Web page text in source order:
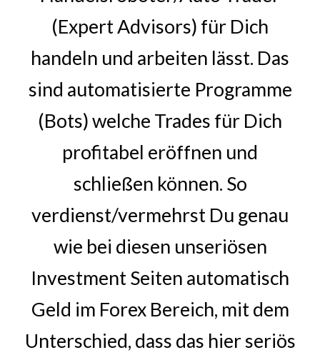
(Expert Advisors) für Dich
handeln und arbeiten lässt. Das
sind automatisierte Programme
(Bots) welche Trades für Dich
profitabel eröffnen und
schließen können. So
verdienst/vermehrst Du genau
wie bei diesen unseriösen
Investment Seiten automatisch
Geld im Forex Bereich, mit dem
Unterschied, dass das hier seriös